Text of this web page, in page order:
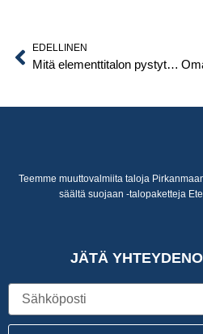
Prev
EDELLINEN
Mitä elementtitalon pystytys tarkoittaa käytännössä?
Teemme muuttovalmiita taloja
säältä suojaan -talopaketteja
JÄTÄ
Sähköposti